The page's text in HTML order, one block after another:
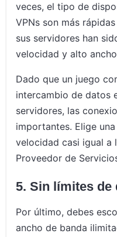
veces, el tipo de
VPNs son más
sus servidores han
velocidad y alto
Dado que un juego
intercambio de datos
servidores, las
importantes. Elige
velocidad casi igual a
Proveedor de
5. Sin límites de
Por último, debes
ancho de banda